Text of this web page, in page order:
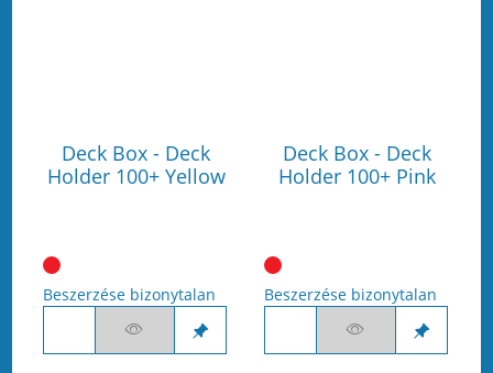
Deck Box - Deck
Holder 100+ Yellow
Beszerzése bizonytalan
Deck Box - Deck
Holder 100+ Pink
Beszerzése bizonytalan